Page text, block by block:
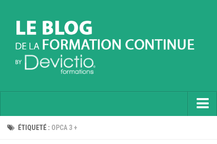
Accueil
ÉTIQUETÉ : OPCA 3 +